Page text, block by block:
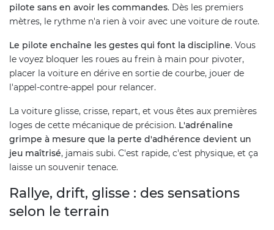
pilote sans en avoir les commandes. Dès les premiers
mètres, le rythme n'a rien à voir avec une voiture de route.
Le pilote enchaîne les gestes qui font la discipline. Vous
le voyez bloquer les roues au frein à main pour pivoter,
placer la voiture en dérive en sortie de courbe, jouer de
l'appel-contre-appel pour relancer.
La voiture glisse, crisse, repart, et vous êtes aux premières
loges de cette mécanique de précision. L'adrénaline
grimpe à mesure que la perte d'adhérence devient un
jeu maîtrisé, jamais subi. C'est rapide, c'est physique, et ça
laisse un souvenir tenace.
Rallye, drift, glisse : des sensations
selon le terrain